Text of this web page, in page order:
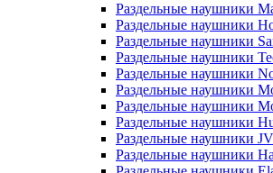
Раздельные наушники
Раздельные наушники
Раздельные наушники
Раздельные наушники
Раздельные наушники
Раздельные наушники
Раздельные наушники
Раздельные наушники
Раздельные наушники
Раздельные наушники